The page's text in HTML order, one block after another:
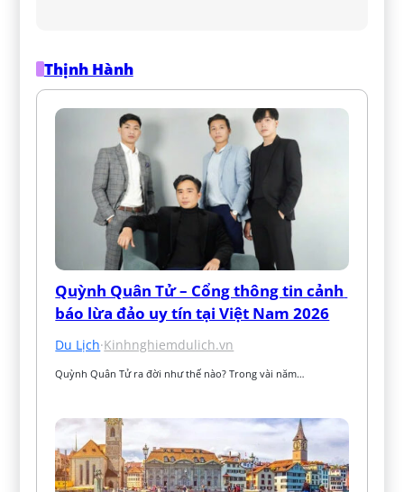
Thịnh Hành
Quỳnh Quân Tử – Cổng thông tin cảnh
báo lừa đảo uy tín tại Việt Nam 2026
Du Lịch·Kinhnghiemdulich.vn
Quỳnh Quân Tử ra đời như thế nào? Trong vài năm…